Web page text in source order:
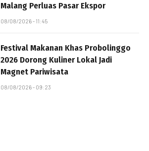
Malang Perluas Pasar Ekspor
08/08/2026 - 11:45
Festival Makanan Khas Probolinggo
2026 Dorong Kuliner Lokal Jadi
Magnet Pariwisata
08/08/2026 - 09:23